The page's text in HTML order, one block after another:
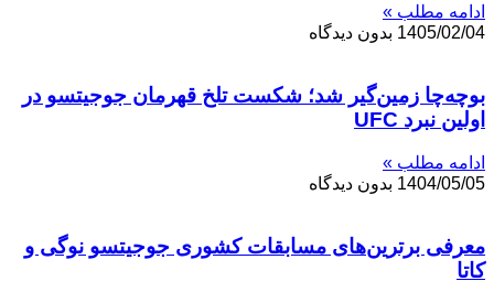
ادامه مطلب »
1405/02/04 بدون دیدگاه
بوچه‌چا زمین‌گیر شد؛ شکست تلخ قهرمان جوجیتسو در
اولین نبرد UFC
ادامه مطلب »
1404/05/05 بدون دیدگاه
معرفی برترین‌های مسابقات کشوری جوجیتسو نوگی و
کاتا